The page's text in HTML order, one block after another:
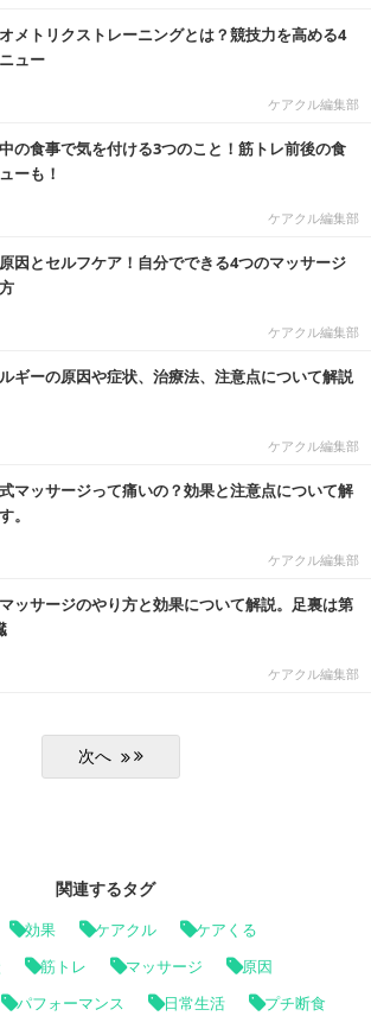
メトリクストレーニングとは？競技力を高める4
ュー
ケアクル編集部
の食事で気を付ける3つのこと！筋トレ前後の食
ーも！
ケアクル編集部
因とセルフケア！自分でできる4つのマッサージ
ケアクル編集部
ギーの原因や症状、治療法、注意点について解説
ケアクル編集部
マッサージって痛いの？効果と注意点について解
。
ケアクル編集部
ッサージのやり方と効果について解説。足裏は第
ケアクル編集部
関連するタグ
効果 ケアクル ケアくる
筋トレ マッサージ 原因
パフォーマンス 日常生活 プチ断食